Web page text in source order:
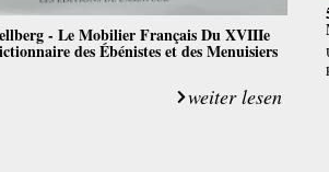
- Le Mobilier Français Du XVIIIe
des Ébénistes et des Menuisiers
weiter lesen